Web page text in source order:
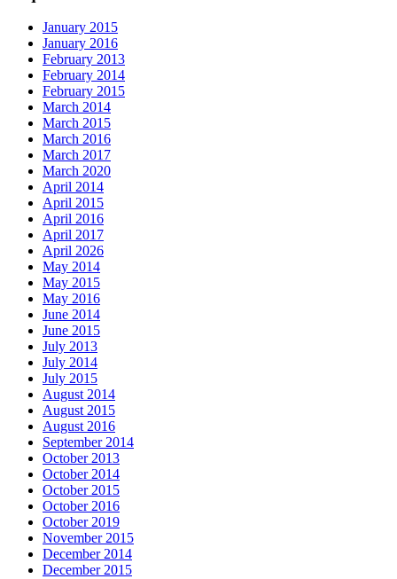
January 2015
January 2016
February 2013
February 2014
February 2015
March 2014
March 2015
March 2016
March 2017
March 2020
April 2014
April 2015
April 2016
April 2017
April 2026
May 2014
May 2015
May 2016
June 2014
June 2015
July 2013
July 2014
July 2015
August 2014
August 2015
August 2016
September 2014
October 2013
October 2014
October 2015
October 2016
October 2019
November 2015
December 2014
December 2015